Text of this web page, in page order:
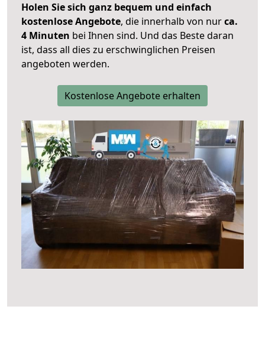
Holen Sie sich ganz bequem und einfach
kostenlose Angebote, die innerhalb von nurca.
4 Minuten bei Ihnen sind. Und das Beste daran
ist, dass all dies zu erschwinglichen Preisen
angeboten werden.
Kostenlose Angebote erhalten